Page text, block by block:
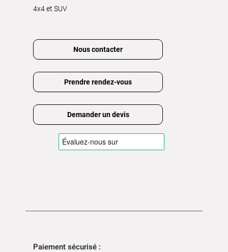
4x4 et SUV
Nous contacter
Prendre rendez-vous
Demander un devis
Paiement sécurisé :